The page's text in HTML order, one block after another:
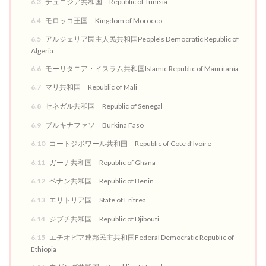
6.4 モロッコ王国 Kingdom of Morocco
6.5 アルジェリア民主人民共和国People’s Democratic Republic of
Algeria
6.6 モーリタニア・イスラム共和国Islamic Republic of Mauritania
6.7 マリ共和国 Republic of Mali
6.8 セネガル共和国 Republic of Senegal
6.9 ブルキナファソ Burkina Faso
6.10 コートジボワール共和国 Republic of Cote d’Ivoire
6.11 ガーナ共和国 Republic of Ghana
6.12 ベナン共和国 Republic of Benin
6.13 エリトリア国 State of Eritrea
6.14 ジブチ共和国 Republic of Djibouti
6.15 エチオピア連邦民主共和国Federal Democratic Republic of
Ethiopia